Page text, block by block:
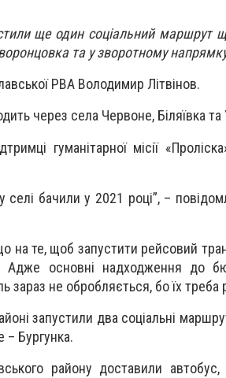
ще один соціальний маршрут
та у зворотному
РВА Володимир Літвінов.
через села Червоне, Біляївка та
гуманітарної місії
бачили у 2021 році”, –
на те, щоб запустити рейсовий
основні надходження до
зараз не обробляється, бо їх треба
запустили два соціальні
– Бургунка.
району доставили